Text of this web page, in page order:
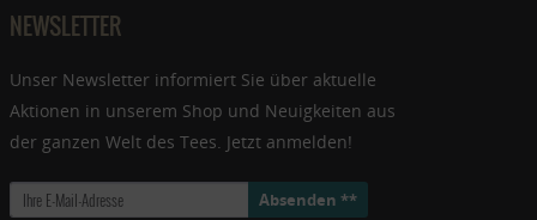
NEWSLETTER
Unser Newsletter informiert Sie über aktuelle
Aktionen in unserem Shop und Neuigkeiten aus
der ganzen Welt des Tees. Jetzt anmelden!
Absenden **